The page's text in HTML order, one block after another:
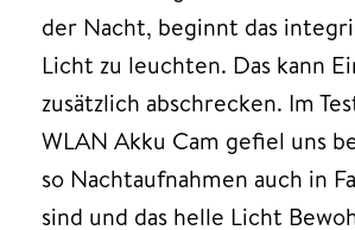
der Nacht, beginnt das
Licht zu leuchten. Das kann
zusätzlich abschrecken. Im
WLAN Akku Cam gefiel uns
so Nachtaufnahmen auch in
sind und das helle Licht